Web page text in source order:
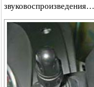
звуковоспроизведения…